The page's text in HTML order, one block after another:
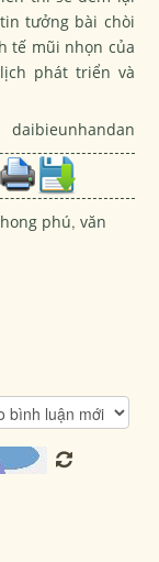
tưởng bài chòi
tế mũi nhọn của
phát triển và
daibieunhandan
phú,văn